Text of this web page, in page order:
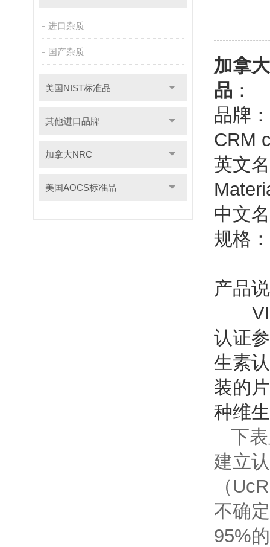
进口杂质
国产杂质
美国NIST标准品
其他进口品牌
加拿大NRC
美国AOCS标准品
加拿
品 ：
品牌
CRM
英文
中文
规格
产品
认证
生素
装的
种维
下
建立
（
不确
95%